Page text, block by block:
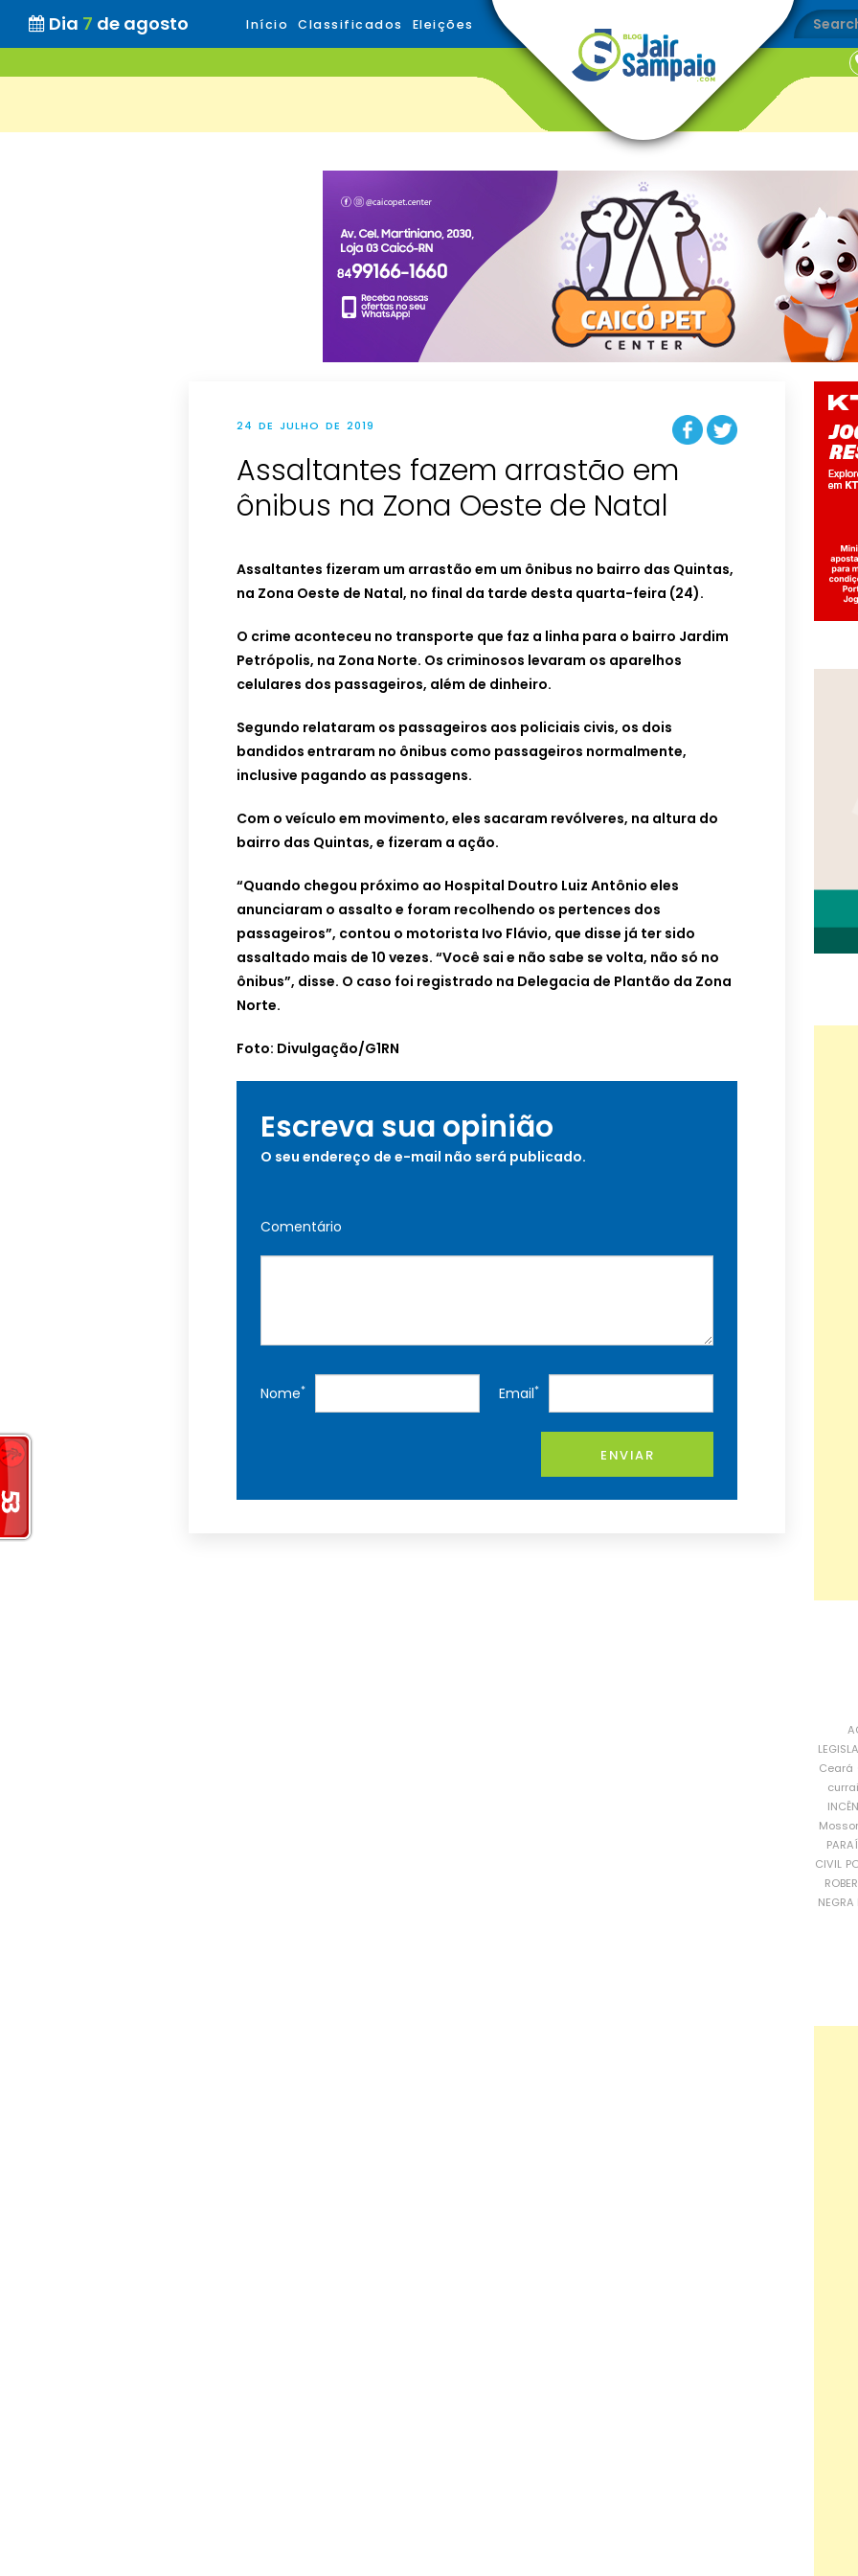
Dia 7 de agosto Início Classificados Eleições
24 DE JULHO DE 2019
Assaltantes fazem arrastão em
ônibus na Zona Oeste de Natal
Assaltantes fizeram um arrastão em um ônibus no bairro das Quintas,
na Zona Oeste de Natal, no final da tarde desta quarta-feira (24).
O crime aconteceu no transporte que faz a linha para o bairro Jardim
Petrópolis, na Zona Norte. Os criminosos levaram os aparelhos
celulares dos passageiros, além de dinheiro.
Segundo relataram os passageiros aos policiais civis, os dois
bandidos entraram no ônibus como passageiros normalmente,
inclusive pagando as passagens.
Com o veículo em movimento, eles sacaram revólveres, na altura do
bairro das Quintas, e fizeram a ação.
“Quando chegou próximo ao Hospital Doutro Luiz Antônio eles
anunciaram o assalto e foram recolhendo os pertences dos
passageiros”, contou o motorista Ivo Flávio, que disse já ter sido
assaltado mais de 10 vezes. “Você sai e não sabe se volta, não só no
ônibus”, disse. O caso foi registrado na Delegacia de Plantão da Zona
Norte.
Foto: Divulgação/G1RN
Escreva sua opinião
O seu endereço de e-mail não será publicado.
Comentário
Nome* Email*
ENVIAR
Ceará
CIVIL
NEGRA